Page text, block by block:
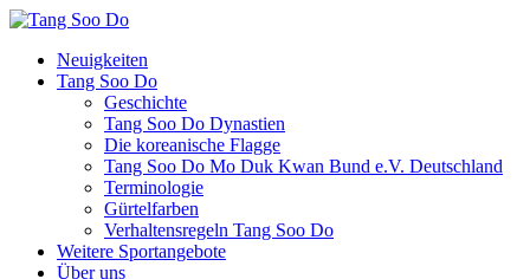
Neuigkeiten
Tang Soo Do
Geschichte
Tang Soo Do Dynastien
Die koreanische Flagge
Tang Soo Do Mo Duk Kwan Bund e.V. Deutschland
Terminologie
Gürtelfarben
Verhaltensregeln Tang Soo Do
Weitere Sportangebote
Über uns